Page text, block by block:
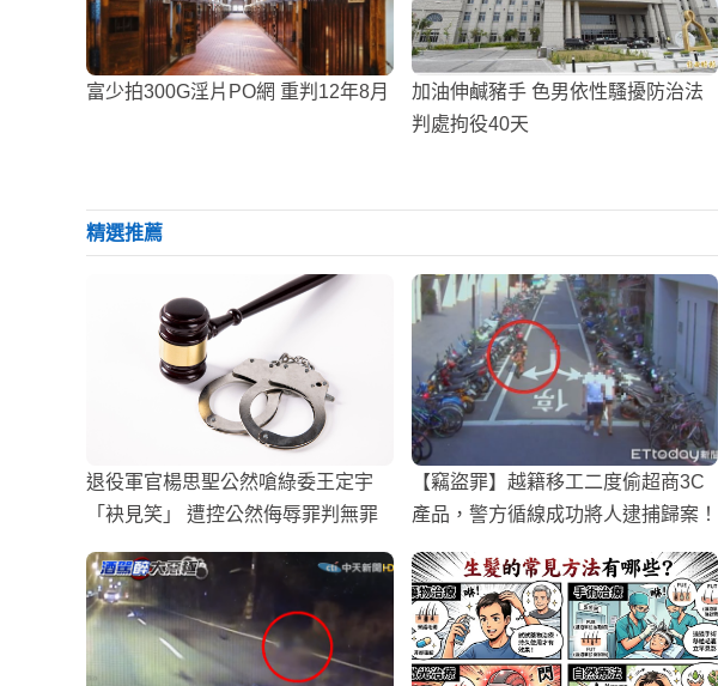
富少拍300G淫片PO網 重判12年8月
加油伸鹹豬手 色男依性騷擾防治法
判處拘役40天
精選推薦
退役軍官楊思聖公然嗆綠委王定宇
「袂見笑」 遭控公然侮辱罪判無罪
【竊盜罪】越籍移工二度偷超商3C
產品，警方循線成功將人逮捕歸案！